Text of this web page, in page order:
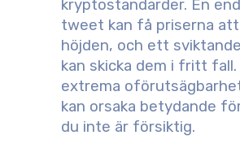
kryptostandarder. En
tweet kan få priserna
höjden, och ett
kan skicka dem i fritt fall.
extrema
kan orsaka betydande
du inte är försiktig.